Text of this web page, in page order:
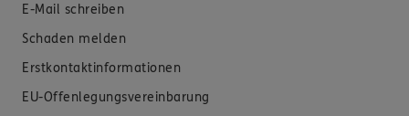
E-Mail schreiben
Schaden melden
Erstkontaktinformationen
EU-Offenlegungsvereinbarung